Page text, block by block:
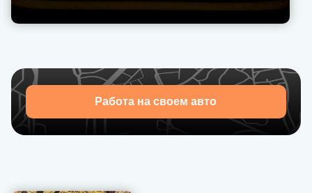
Наша техподдержка позволяет оперативно решать
возникающие проблемы с пассажирами,
Приглашаем присоединиться к U-Drivers — набор
водителей открыт!Работа на своем авто